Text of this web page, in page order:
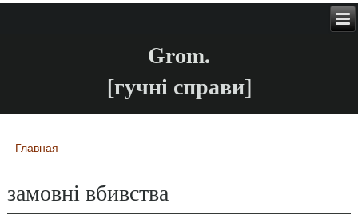
Grom.
[гучні справи]
Вы здесь
Главная
замовні вбивства